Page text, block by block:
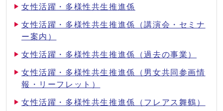
女性活躍・多様性共生推進係
女性活躍・多様性共生推進係（講演会・セミナ
ー案内）
女性活躍・多様性共生推進係（過去の事業）
女性活躍・多様性共生推進係（男女共同参画情
報・リーフレット）
女性活躍・多様性共生推進係（フレアス舞鶴）